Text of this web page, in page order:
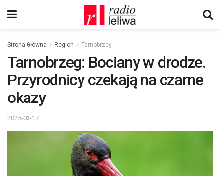
Strona Główna Region Tarnobrzeg
Tarnobrzeg: Bociany w drodze.
Przyrodnicy czekają na czarne
okazy
2025-03-17